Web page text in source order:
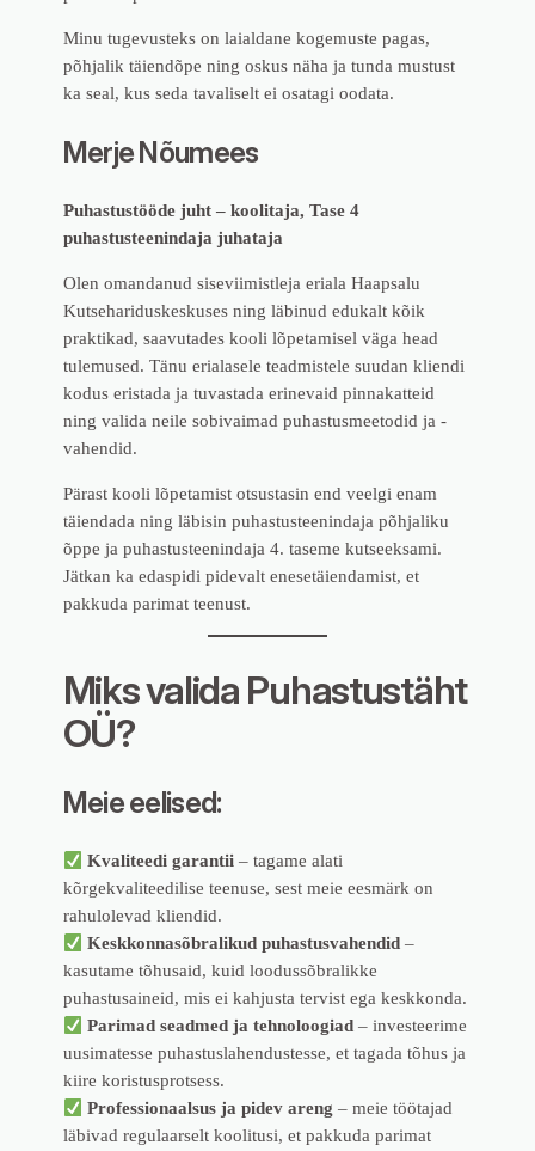
Minu tugevusteks on laialdane kogemuste pagas,
põhjalik täiendõpe ning oskus näha ja tunda mustust
ka seal, kus seda tavaliselt ei osatagi oodata.
Merje Nõumees
Puhastustööde juht – koolitaja, Tase 4
puhastusteenindaja juhataja
Olen omandanud siseviimistleja eriala Haapsalu
Kutsehariduskeskuses ning läbinud edukalt kõik
praktikad, saavutades kooli lõpetamisel väga head
tulemused. Tänu erialasele teadmistele suudan kliendi
kodus eristada ja tuvastada erinevaid pinnakatteid
ning valida neile sobivaimad puhastusmeetodid ja -
vahendid.
Pärast kooli lõpetamist otsustasin end veelgi enam
täiendada ning läbisin puhastusteenindaja põhjaliku
õppe ja puhastusteenindaja 4. taseme kutseeksami.
Jätkan ka edaspidi pidevalt enesetäiendamist, et
pakkuda parimat teenust.
Miks valida Puhastustäht
OÜ?
Meie eelised:
Kvaliteedi garantii – tagame alati
kõrgekvaliteedilise teenuse, sest meie eesmärk on
rahulolevad kliendid.
Keskkonnasõbralikud puhastusvahendid –
kasutame tõhusaid, kuid loodussõbralikke
puhastusaineid, mis ei kahjusta tervist ega keskkonda.
Parimad seadmed ja tehnoloogiad – investeerime
uusimatesse puhastuslahendustesse, et tagada tõhus ja
kiire koristusprotsess.
Professionaalsus ja pidev areng – meie töötajad
läbivad regulaarselt koolitusi, et pakkuda parimat